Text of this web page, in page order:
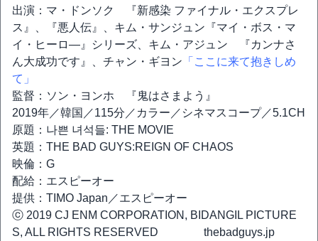
出演：マ・ドンソク 『新感染 ファイナル・エクスプレ
ス』、『悪人伝』、キム・サンジュン『マイ・ボス・マ
イ・ヒーロ―』シリーズ、キム・アジュン 『カンナさ
ん大成功です』、チャン・ギヨン 「ここに来て抱きしめ
て」
監督：ソン・ヨンホ 『鬼はさまよう』
2019年／韓国／115分／カラー／シネマスコープ／5.1CH
原題：나쁜 녀석들: THE MOVIE
英題：THE BAD GUYS:REIGN OF CHAOS
映倫：G
配給：エスピーオー
提供：TIMO Japan／エスピーオー
ⓒ 2019 CJ ENM CORPORATION, BIDANGIL PICTURE
S, ALL RIGHTS RESERVED thebadguys.jp